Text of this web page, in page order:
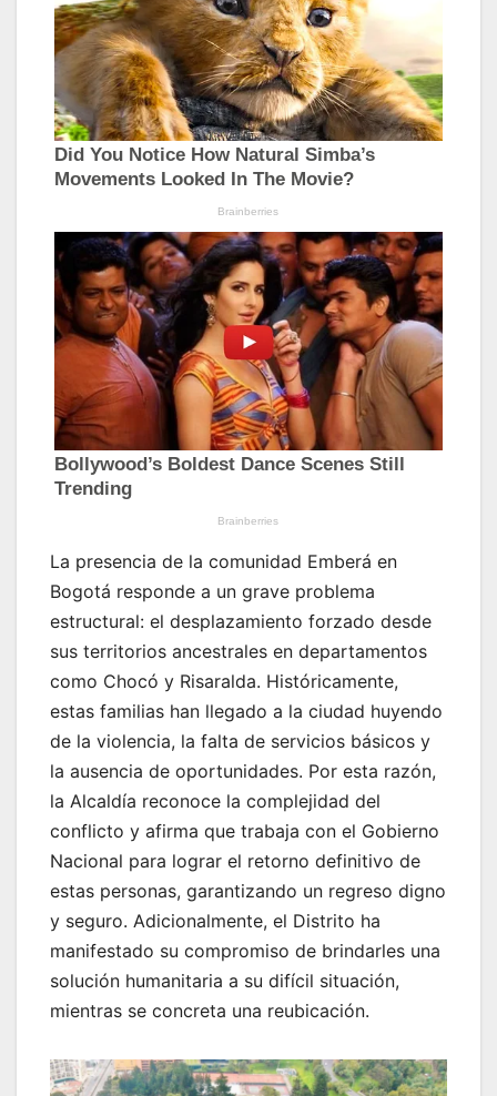
La presencia de la comunidad Emberá en
Bogotá responde a un grave problema
estructural: el desplazamiento forzado desde
sus territorios ancestrales en departamentos
como Chocó y Risaralda. Históricamente,
estas familias han llegado a la ciudad huyendo
de la violencia, la falta de servicios básicos y
la ausencia de oportunidades. Por esta razón,
la Alcaldía reconoce la complejidad del
conflicto y afirma que trabaja con el Gobierno
Nacional para lograr el retorno definitivo de
estas personas, garantizando un regreso digno
y seguro. Adicionalmente, el Distrito ha
manifestado su compromiso de brindarles una
solución humanitaria a su difícil situación,
mientras se concreta una reubicación.